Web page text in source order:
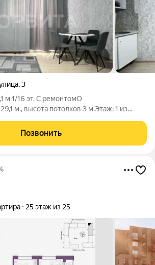
,3
м., высота потолков 3 м.Этаж: 1 из
Готова к
преимущества:Безопасность:
Позвонить
25 этаж из 25